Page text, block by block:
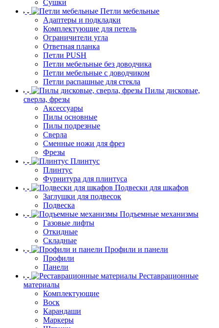
Сушки
Петли мебельные
Адаптеры и подкладки
Комплектующие для петель
Ограничители угла
Ответная планка
Петли PUSH
Петли мебельные без доводчика
Петли мебельные с доводчиком
Петли распашные для стекла
Пилы дисковые,
сверла, фрезы
Аксессуары
Пилы основные
Пилы подрезные
Сверла
Сменные ножи для фрез
Фрезы
Плинтус
Плинтус
Фурнитура для плинтуса
Подвески для шкафов
Заглушки для подвесок
Подвеска
Подъемные механизмы
Газовые лифты
Откидные
Складные
Профили и панели
Профили
Панели
Реставрационные
материалы
Комплектующие
Воск
Карандаши
Маркеры